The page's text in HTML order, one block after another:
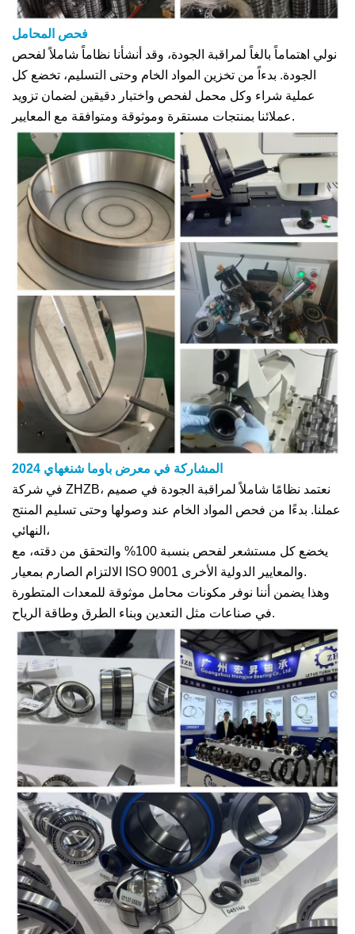
فحص المحامل
نولي اهتماماً بالغاً لمراقبة الجودة، وقد أنشأنا نظاماً شاملاً لفحص
الجودة. بدءاً من تخزين المواد الخام وحتى التسليم، تخضع كل
عملية شراء وكل محمل لفحص واختبار دقيقين لضمان تزويد
عملائنا بمنتجات مستقرة وموثوقة ومتوافقة مع المعايير.
المشاركة في معرض باوما شنغهاي 2024
في شركة ZHZB، نعتمد نظامًا شاملاً لمراقبة الجودة في صميم
عملنا. بدءًا من فحص المواد الخام عند وصولها وحتى تسليم المنتج
النهائي،
يخضع كل مستشعر لفحص بنسبة 100% والتحقق من دقته، مع
الالتزام الصارم بمعيار ISO 9001 والمعايير الدولية الأخرى.
وهذا يضمن أننا نوفر مكونات محامل موثوقة للمعدات المتطورة
في صناعات مثل التعدين وبناء الطرق وطاقة الرياح.